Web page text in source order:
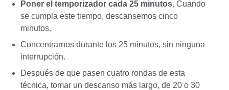
Poner el temporizador cada 25 minutos. Cuando
se cumpla este tiempo, descansemos cinco
minutos.
Concentrarnos durante los 25 minutos, sin ninguna
interrupción.
Después de que pasen cuatro rondas de esta
técnica, tomar un descanso más largo, de 20 o 30